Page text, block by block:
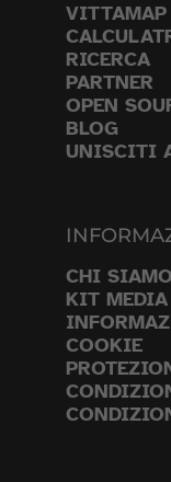
VITTAMAP
RICERCA
PARTNER
OPEN
BLOG
UNISCITI
CHI SIAMO
KIT MEDIA
COOKIE